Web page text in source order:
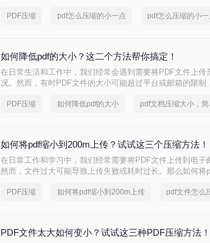
小。
PDF压缩 pdf怎么压缩的小一点 pdf怎么压缩的小
如何降低pdf的大小？这二个方法帮你搞定！
在日常生活和工作中，我们经常会遇到需要将PDF文件上传
况。然而，有时PDF文件的大小可能超过平台或邮箱的限制
大的问题。
PDF压缩 如何降低pdf的大小
如何将pdf缩小到200m上传？试试这三个压缩方法！
在日常工作和学习中，我们经常需要将PDF文件上传到电子
然而，文件过大可能导致上传失败或耗时过长。那么如何将
PDF压缩 如何将pdf缩小到200m上传
PDF文件太大如何变小？试试这三种PDF压缩方法！